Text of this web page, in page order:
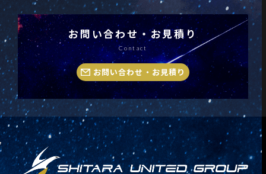
お問い合わせ・お見積り
Contact
お問い合わせ・お見積り